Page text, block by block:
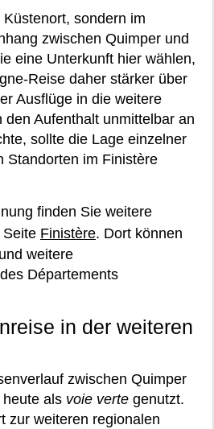
sondern im
zwischen Quimper und
eine Unterkunft hier wählen,
Reise daher stärker über
Ausflüge in die weitere
den Aufenthalt unmittelbar an
sollte die Lage einzelner
Standorten im Finistère
finden Sie weitere
Seite Finistère. Dort können
weitere
Départements
in der weiteren
zwischen Quimper
als voie verte genutzt.
zur weiteren regionalen